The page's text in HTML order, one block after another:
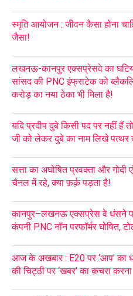
स्मृति आयोजन : जीवन कैसा होना
जैसा!
लखनऊ-कानपुर एक्सप्रेसवे का घटिया
सांसद की PNC इंफ्राटेक को
करोड़ का नया ठेका भी मिला है!
यदि प्रदीप दुबे किसी पद पर नहीं हैं
जी को लेकर दुबे का नाम लिखे पत्थर
सत्ता का अघोषित प्रवक्ता और
चैनल में रहे, क्या फ़र्क़ पड़ता है!
कानपुर–लखनऊ एक्सप्रेस वे धंसने
कंपनी PNC नॉन परफॉर्मर घोषित,
आज के अखबार : E20 पर ‘आप’ का
की चिट्ठी पर ‘खबर’ का कचरा करना